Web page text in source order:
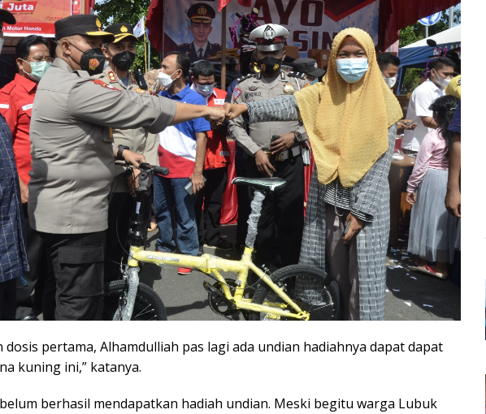
dosis pertama, Alhamdulliah pas lagi ada undian hadiahnya dapat dapat
kuning ini,” katanya.
berhasil mendapatkan hadiah undian. Meski begitu warga Lubuk